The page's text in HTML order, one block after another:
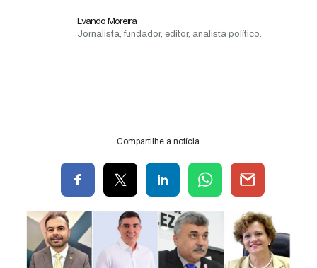
Evando Moreira
Jornalista, fundador, editor, analista político.
Compartilhe a notícia